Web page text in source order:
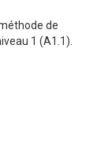
de
1 (A1.1).